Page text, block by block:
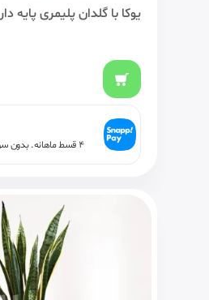
یوکا با گلدان پلیمری پایه دار
۴ قسط ماهانه. بدون سود، چک و ضامن.